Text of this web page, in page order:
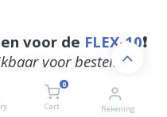
0
Cart Rekening
voor de FLEX-10❗
voor bestelling.